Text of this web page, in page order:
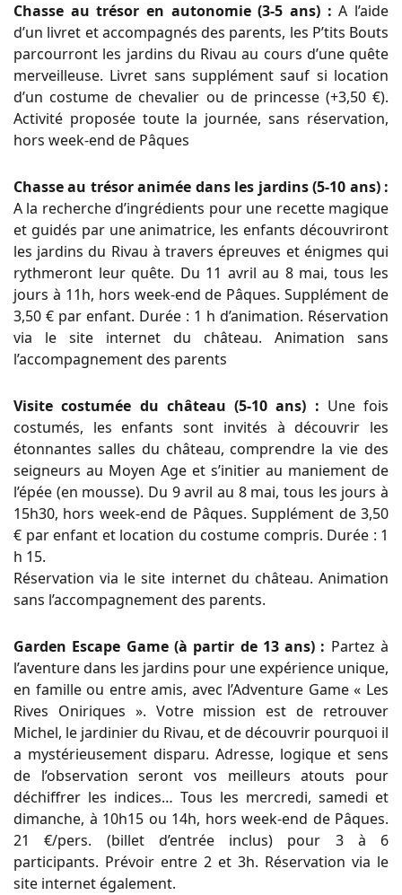
Chasse au trésor en autonomie (3-5 ans) : A l’aide
d’un livret et accompagnés des parents, les P’tits Bouts
parcourront les jardins du Rivau au cours d’une quête
merveilleuse. Livret sans supplément sauf si location
d’un costume de chevalier ou de princesse (+3,50 €).
Activité proposée toute la journée, sans réservation,
hors week-end de Pâques
Chasse au trésor animée dans les jardins (5-10 ans) :
A la recherche d’ingrédients pour une recette magique
et guidés par une animatrice, les enfants découvriront
les jardins du Rivau à travers épreuves et énigmes qui
rythmeront leur quête. Du 11 avril au 8 mai, tous les
jours à 11h, hors week-end de Pâques. Supplément de
3,50 € par enfant. Durée : 1 h d’animation. Réservation
via le site internet du château. Animation sans
l’accompagnement des parents
Visite costumée du château (5-10 ans) : Une fois
costumés, les enfants sont invités à découvrir les
étonnantes salles du château, comprendre la vie des
seigneurs au Moyen Age et s’initier au maniement de
l’épée (en mousse). Du 9 avril au 8 mai, tous les jours à
15h30, hors week-end de Pâques. Supplément de 3,50
€ par enfant et location du costume compris. Durée : 1
h 15.
Réservation via le site internet du château. Animation
sans l’accompagnement des parents.
Garden Escape Game (à partir de 13 ans) : Partez à
l’aventure dans les jardins pour une expérience unique,
en famille ou entre amis, avec l’Adventure Game « Les
Rives Oniriques ». Votre mission est de retrouver
Michel, le jardinier du Rivau, et de découvrir pourquoi il
a mystérieusement disparu. Adresse, logique et sens
de l’observation seront vos meilleurs atouts pour
déchiffrer les indices… Tous les mercredi, samedi et
dimanche, à 10h15 ou 14h, hors week-end de Pâques.
21 €/pers. (billet d’entrée inclus) pour 3 à 6
participants. Prévoir entre 2 et 3h. Réservation via le
site internet également.